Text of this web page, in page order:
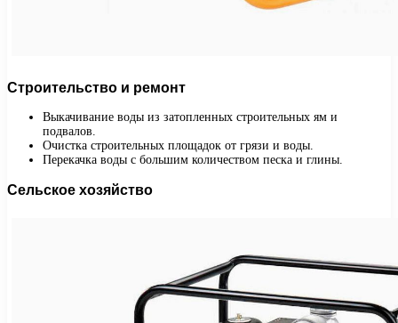
Строительство и ремонт
Выкачивание воды из затопленных строительных ям и
подвалов.
Очистка строительных площадок от грязи и воды.
Перекачка воды с большим количеством песка и глины.
Сельское хозяйство